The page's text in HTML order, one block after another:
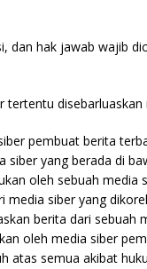
dan hak jawab wajib
tertentu disebarluaskan
pembuat berita
siber yang berada di
oleh sebuah
media siber yang
berita dari sebuah
oleh media siber
atas semua akibat